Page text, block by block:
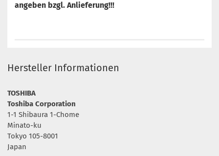
angeben bzgl. Anlieferung!!!
Hersteller Informationen
TOSHIBA
Toshiba Corporation
1-1 Shibaura 1-Chome
Minato-ku
Tokyo 105-8001
Japan